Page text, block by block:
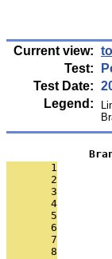
Current view:
Test:
Test Date:
Legend:
       1
       2
       3
       4
       5
       6
       7
       8